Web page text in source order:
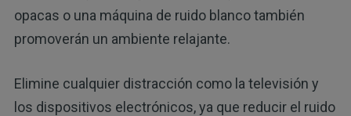
opacas o una máquina de ruido blanco también
promoverán un ambiente relajante.
Elimine cualquier distracción como la televisión y
los dispositivos electrónicos, ya que reducir el ruido